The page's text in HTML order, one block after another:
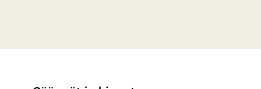
ansiosta voimme käyttää tavallisia kodinkoneita